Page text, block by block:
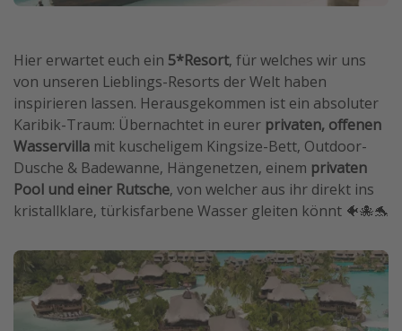
Hier erwartet euch ein 5*Resort, für welches wir uns
von unseren Lieblings-Resorts der Welt haben
inspirieren lassen. Herausgekommen ist ein absoluter
Karibik-Traum: Übernachtet in eurer privaten, offenen
Wasservilla mit kuscheligem Kingsize-Bett, Outdoor-
Dusche & Badewanne, Hängenetzen, einem privaten
Pool und einer Rutsche, von welcher aus ihr direkt ins
kristallklare, türkisfarbene Wasser gleiten könnt 🐠🐙🐬